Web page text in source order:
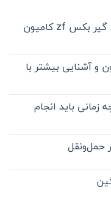
نکات مهم و کلیدی که در مورد گیر بکس zf کامیون
و آشنایی بیشتر با
باید انجام